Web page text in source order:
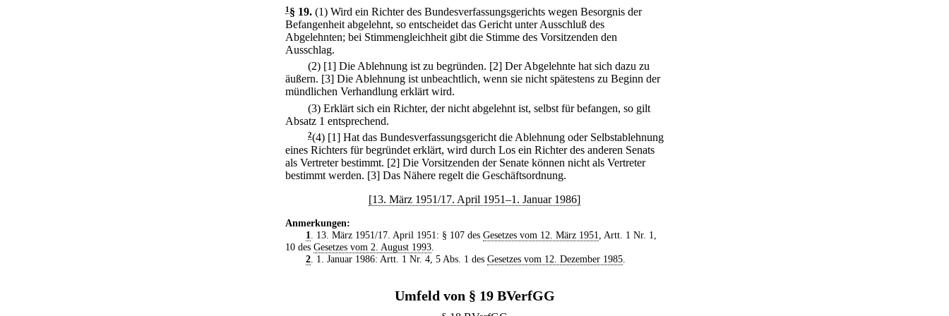
1 § 19. (1) Wird ein Richter des Bundesverfassungsgerichts wegen Besorgnis der
Befangenheit abgelehnt, so entscheidet das Gericht unter Ausschluß des
Abgelehnten; bei Stimmengleichheit gibt die Stimme des Vorsitzenden den
Ausschlag.
(2) [1] Die Ablehnung ist zu begründen. [2] Der Abgelehnte hat sich dazu zu
äußern. [3] Die Ablehnung ist unbeachtlich, wenn sie nicht spätestens zu Beginn der
mündlichen Verhandlung erklärt wird.
(3) Erklärt sich ein Richter, der nicht abgelehnt ist, selbst für befangen, so gilt
Absatz 1 entsprechend.
2(4) [1] Hat das Bundesverfassungsgericht die Ablehnung oder Selbstablehnung
eines Richters für begründet erklärt, wird durch Los ein Richter des anderen Senats
als Vertreter bestimmt. [2] Die Vorsitzenden der Senate können nicht als Vertreter
bestimmt werden. [3] Das Nähere regelt die Geschäftsordnung.
[13. März 1951/17. April 1951–1. Januar 1986]
Anmerkungen:
1
. 13. März 1951/17. April 1951: § 107 des Gesetzes vom 12. März 1951
, Artt. 1 Nr. 1,
10 des Gesetzes vom 2. August 1993
2. 1. Januar 1986: Artt. 1 Nr. 4, 5 Abs. 1 des Gesetzes vom 12. Dezember 1985.
Umfeld von § 19 BVerfGG